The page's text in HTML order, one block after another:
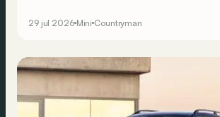
29 jul 2026 Mini Countryman